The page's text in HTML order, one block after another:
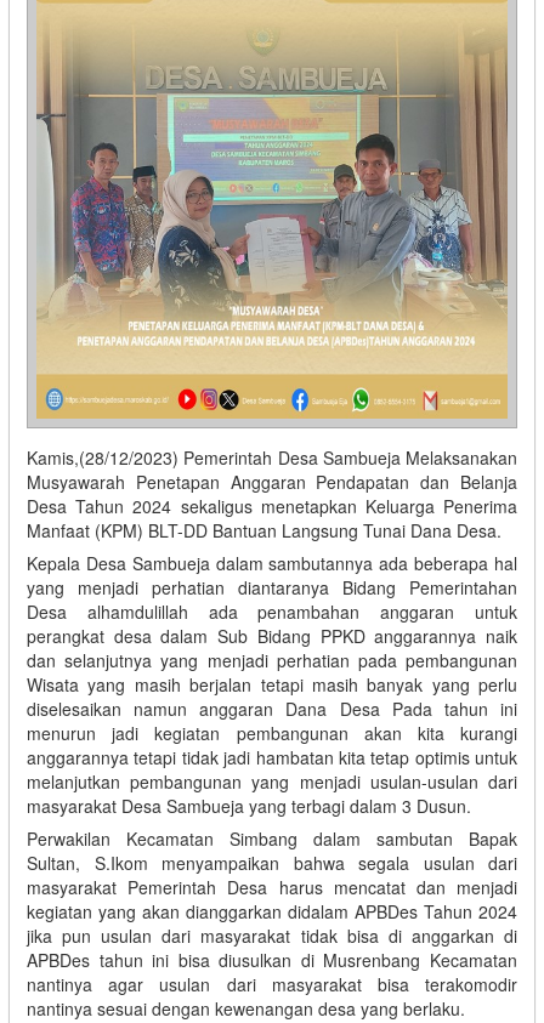
Kamis,(28/12/2023) Pemerintah Desa Sambueja Melaksanakan
Musyawarah Penetapan Anggaran Pendapatan dan Belanja
Desa Tahun 2024 sekaligus menetapkan Keluarga Penerima
Manfaat (KPM) BLT-DD Bantuan Langsung Tunai Dana Desa.
Kepala Desa Sambueja dalam sambutannya ada beberapa hal
yang menjadi perhatian diantaranya Bidang Pemerintahan
Desa alhamdulillah ada penambahan anggaran untuk
perangkat desa dalam Sub Bidang PPKD anggarannya naik
dan selanjutnya yang menjadi perhatian pada pembangunan
Wisata yang masih berjalan tetapi masih banyak yang perlu
diselesaikan namun anggaran Dana Desa Pada tahun ini
menurun jadi kegiatan pembangunan akan kita kurangi
anggarannya tetapi tidak jadi hambatan kita tetap optimis untuk
melanjutkan pembangunan yang menjadi usulan-usulan dari
masyarakat Desa Sambueja yang terbagi dalam 3 Dusun.
Perwakilan Kecamatan Simbang dalam sambutan Bapak
Sultan, S.Ikom menyampaikan bahwa segala usulan dari
masyarakat Pemerintah Desa harus mencatat dan menjadi
kegiatan yang akan dianggarkan didalam APBDes Tahun 2024
jika pun usulan dari masyarakat tidak bisa di anggarkan di
APBDes tahun ini bisa diusulkan di Musrenbang Kecamatan
nantinya agar usulan dari masyarakat bisa terakomodir
nantinya sesuai dengan kewenangan desa yang berlaku.